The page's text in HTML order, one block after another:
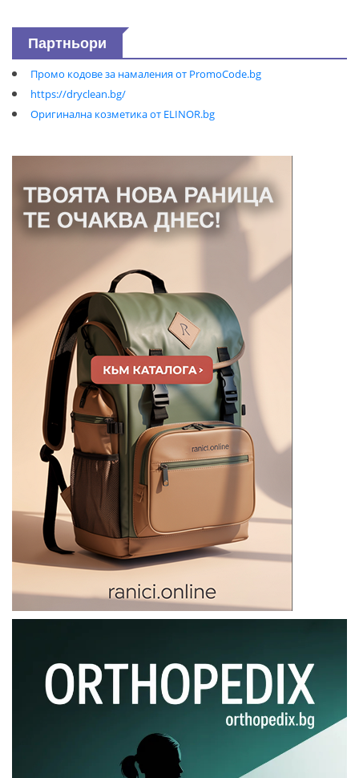
Партньори
Промо кодове за намаления от PromoCode.bg
https://dryclean.bg/
Оригинална козметика от ELINOR.bg